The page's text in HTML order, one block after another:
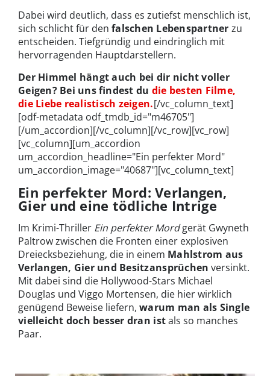
Dabei wird deutlich, dass es zutiefst menschlich ist,
sich schlicht für den falschen Lebenspartner zu
entscheiden. Tiefgründig und eindringlich mit
hervorragenden Hauptdarstellern.
Der Himmel hängt auch bei dir nicht voller
Geigen? Bei uns findest du die besten Filme,
die Liebe realistisch zeigen.[/vc_column_text]
[odf-metadata odf_tmdb_id="m46705"]
[/um_accordion][/vc_column][/vc_row][vc_row]
[vc_column][um_accordion
um_accordion_headline="Ein perfekter Mord"
um_accordion_image="40687"][vc_column_text]
Ein perfekter Mord: Verlangen,
Gier und eine tödliche Intrige
Im Krimi-Thriller Ein perfekter Mordgerät Gwyneth
Paltrow zwischen die Fronten einer explosiven
Dreiecksbeziehung, die in einem Mahlstrom aus
Verlangen, Gier und Besitzansprüchen versinkt.
Mit dabei sind die Hollywood-Stars Michael
Douglas und Viggo Mortensen, die hier wirklich
genügend Beweise liefern, warum man als Single
vielleicht doch besser dran istals so manches
Paar.